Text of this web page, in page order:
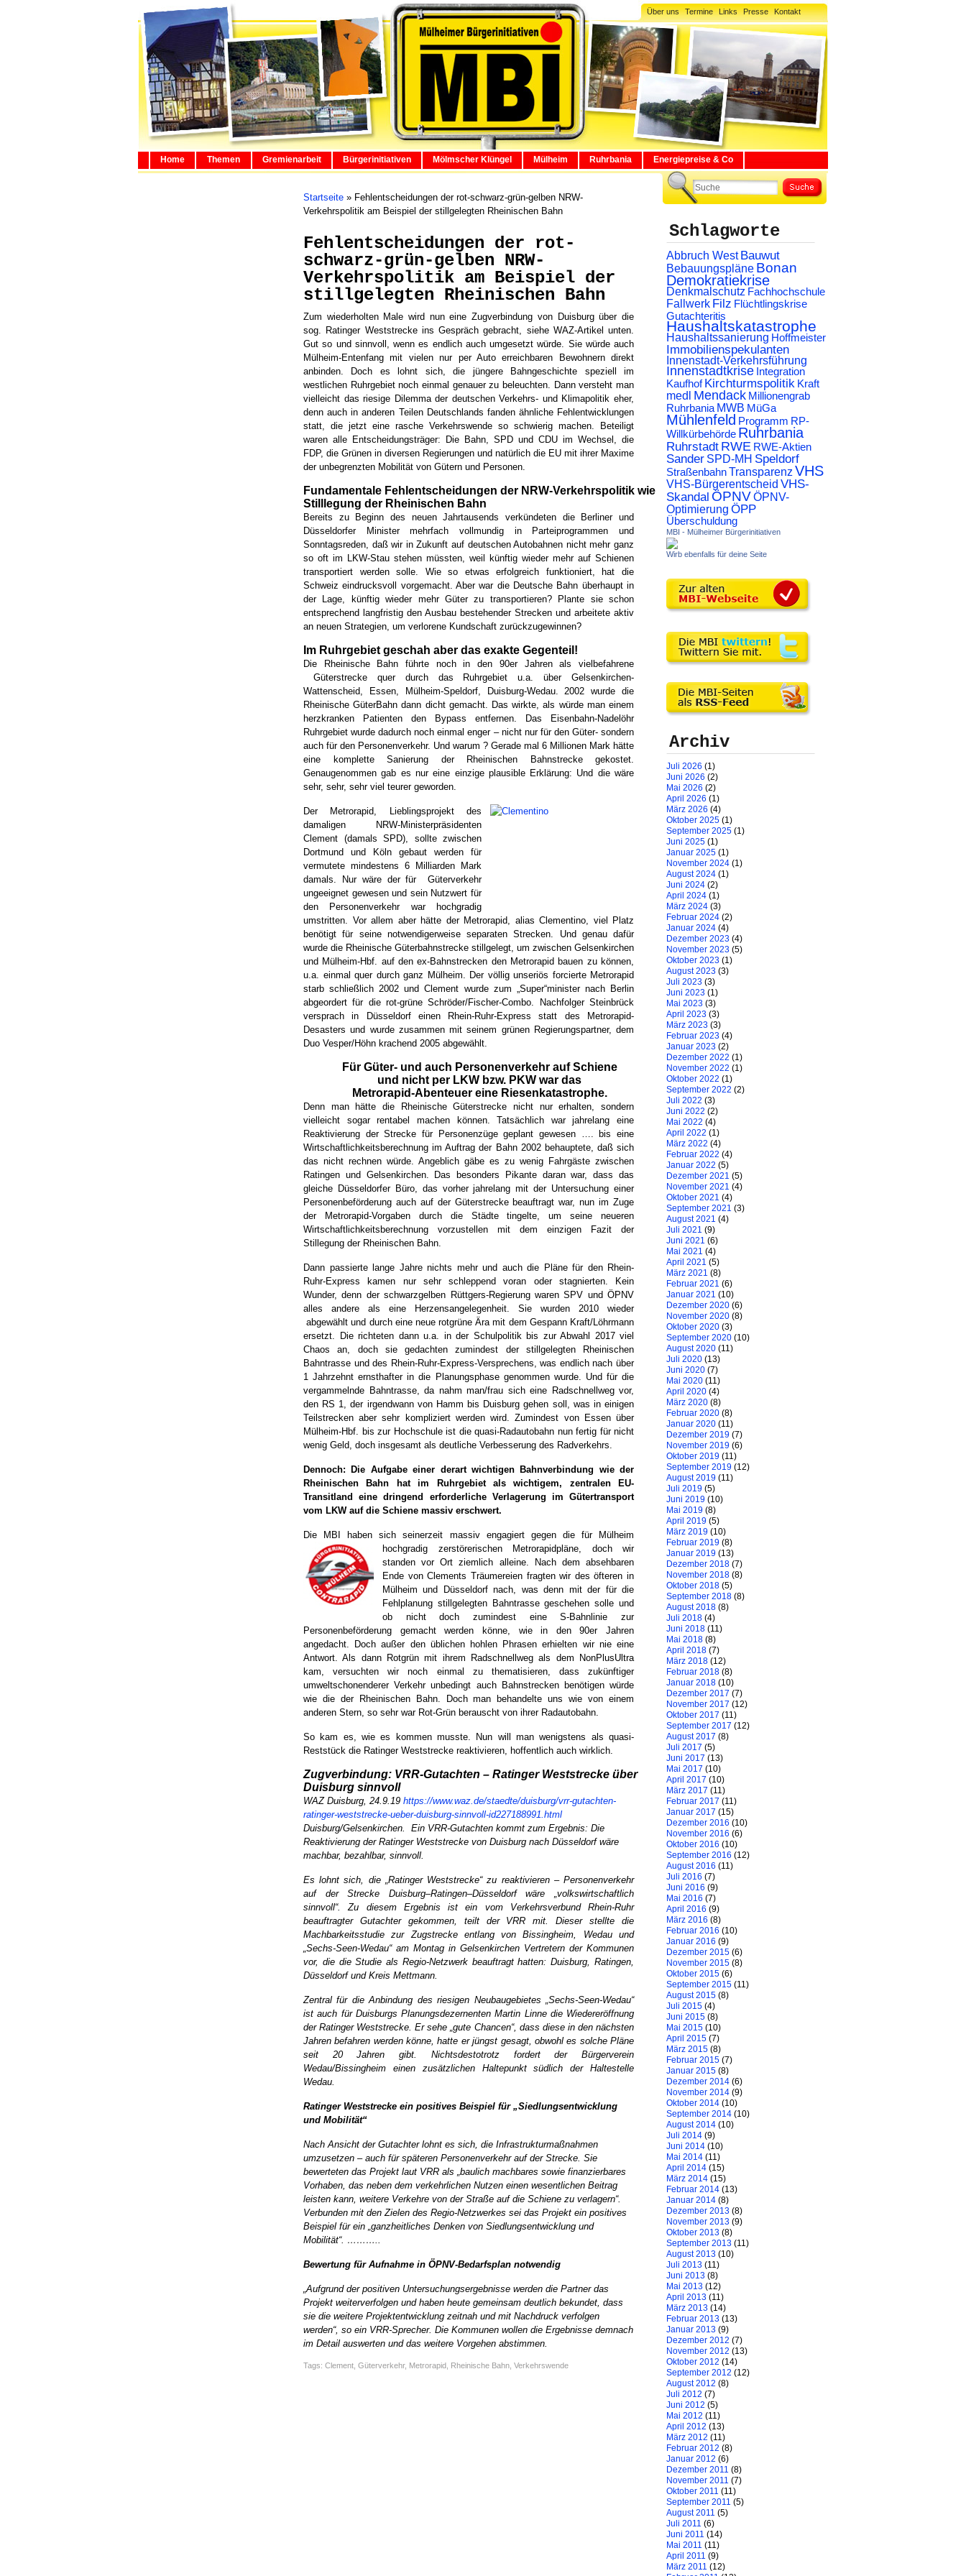
Über uns Termine Links Presse Kontakt
Home Themen Gremienarbeit Bürgerinitiativen Mölmscher Klüngel Mülheim Ruhrbania Energiepreise & Co
Startseite » Fehlentscheidungen der rot-schwarz-grün-gelben NRW-
Verkehrspolitik am Beispiel der stillgelegten Rheinischen Bahn
Fehlentscheidungen der rot-
schwarz-grün-gelben NRW-
Verkehrspolitik am Beispiel der
stillgelegten Rheinischen Bahn
Zum wiederholten Male wird nun eine Zugverbindung von Duisburg über die
sog. Ratinger Weststrecke ins Gespräch gebracht, siehe WAZ-Artikel unten.
Gut so und sinnvoll, wenn es endlich auch umgesetzt würde. Sie würde auch
Mülheim-Entenfang mit vielen nur per Auto erreichbaren Bewohnern direkt
anbinden. Doch es lohnt sich, die jüngere Bahngeschichte speziell im
westlichen Ruhrgebiet noch einmal genauer zu beleuchten. Dann versteht man
vielleicht das riesige Dilemma der deutschen Verkehrs- und Klimapolitik eher,
denn auch in anderen Teilen Deutschlands fanden ähnliche Fehlentwicklungen
statt, die jetzt eine rasche Verkehrswende so schwierig machen. Beteiligt
waren alle Entscheidungsträger: Die Bahn, SPD und CDU im Wechsel, die
FDP, die Grünen in diversen Regierungen und natürlich die EU mit ihrer Maxime
der unbegrenzten Mobilität von Gütern und Personen.
Fundamentale Fehlentscheidungen der NRW-Verkehrspolitik wie
Stilllegung der Rheinischen Bahn
Bereits zu Beginn des neuen Jahrtausends verkündeten die Berliner und
Düsseldorfer Minister mehrfach vollmundig in Parteiprogrammen und
Sonntagsreden, daß wir in Zukunft auf deutschen Autobahnen nicht mehr ganz
so oft im LKW-Stau stehen müssten, weil künftig wieder mehr auf Schienen
transportiert werden solle. Wie so etwas erfolgreich funktioniert, hat die
Schweiz eindrucksvoll vorgemacht. Aber war die Deutsche Bahn überhaupt in
der Lage, künftig wieder mehr Güter zu transportieren? Plante sie schon
entsprechend langfristig den Ausbau bestehender Strecken und arbeitete aktiv
an neuen Strategien, um verlorene Kundschaft zurückzugewinnen?
Im Ruhrgebiet geschah aber das exakte Gegenteil!
Die Rheinische Bahn führte noch in den 90er Jahren als vielbefahrene
Güterstrecke quer durch das Ruhrgebiet u.a. über Gelsenkirchen-
Wattenscheid, Essen, Mülheim-Speldorf, Duisburg-Wedau. 2002 wurde die
Rheinische GüterBahn dann dicht gemacht. Das wirkte, als würde man einem
herzkranken Patienten den Bypass entfernen. Das Eisenbahn-Nadelöhr
Ruhrgebiet wurde dadurch noch einmal enger – nicht nur für den Güter- sondern
auch für den Personenverkehr. Und warum ? Gerade mal 6 Millionen Mark hätte
eine komplette Sanierung der Rheinischen Bahnstrecke gekostet.
Genaugenommen gab es nur eine einzige plausible Erklärung: Und die wäre
sehr, sehr, sehr viel teurer geworden.
Der Metrorapid, Lieblingsprojekt des
damaligen NRW-Ministerpräsidenten
Clement (damals SPD), sollte zwischen
Dortmund und Köln gebaut werden für
vermutete mindestens 6 Milliarden Mark
damals. Nur wäre der für Güterverkehr
ungeeignet gewesen und sein Nutzwert für
den Personenverkehr war hochgradig
umstritten. Vor allem aber hätte der Metrorapid, alias Clementino, viel Platz
benötigt für seine notwendigerweise separaten Strecken. Und genau dafür
wurde die Rheinische Güterbahnstrecke stillgelegt, um zwischen Gelsenkirchen
und Mülheim-Hbf. auf den ex-Bahnstrecken den Metrorapid bauen zu können,
u.a. einmal quer durch ganz Mülheim. Der völlig unseriös forcierte Metrorapid
starb schließlich 2002 und Clement wurde zum „Super“minister nach Berlin
abgeordert für die rot-grüne Schröder/Fischer-Combo. Nachfolger Steinbrück
versprach in Düsseldorf einen Rhein-Ruhr-Express statt des Metrorapid-
Desasters und wurde zusammen mit seinem grünen Regierungspartner, dem
Duo Vesper/Höhn krachend 2005 abgewählt.
Für Güter- und auch Personenverkehr auf Schiene
und nicht per LKW bzw. PKW war das
Metrorapid-Abenteuer eine Riesenkatastrophe.
Denn man hätte die Rheinische Güterstrecke nicht nur erhalten, sondern
vielleicht sogar rentabel machen können. Tatsächlich war jahrelang eine
Reaktivierung der Strecke für Personenzüge geplant gewesen …. bis eine
Wirtschaftlichkeitsberechnung im Auftrag der Bahn 2002 behauptete, daß sich
das nicht rechnen würde. Angeblich gäbe es zu wenig Fahrgäste zwischen
Ratingen und Gelsenkirchen. Das besonders Pikante daran war, dass das
gleiche Düsseldorfer Büro, das vorher jahrelang mit der Untersuchung einer
Personenbeförderung auch auf der Güterstrecke beauftragt war, nun im Zuge
der Metrorapid-Vorgaben durch die Städte tingelte, um seine neueren
Wirtschaftlichkeitsberechnung vorzustellen mit dem einzigen Fazit der
Stillegung der Rheinischen Bahn.
Dann passierte lange Jahre nichts mehr und auch die Pläne für den Rhein-
Ruhr-Express kamen nur sehr schleppend voran oder stagnierten. Kein
Wunder, denn der schwarzgelben Rüttgers-Regierung waren SPV und ÖPNV
alles andere als eine Herzensangelegenheit. Sie wurden 2010 wieder
abgewählt und durch eine neue rotgrüne Ära mit dem Gespann Kraft/Löhrmann
ersetzt. Die richteten dann u.a. in der Schulpolitik bis zur Abwahl 2017 viel
Chaos an, doch sie gedachten zumindest der stillgelegten Rheinischen
Bahntrasse und des Rhein-Ruhr-Express-Versprechens, was endlich nach über
1 Jahrzehnt ernsthafter in die Planungsphase genommen wurde. Und für die
vergammelnde Bahntrasse, da nahm man/frau sich eine Radschnellweg vor,
den RS 1, der irgendwann von Hamm bis Duisburg gehen soll, was in einigen
Teilstrecken aber sehr kompliziert werden wird. Zumindest von Essen über
Mülheim-Hbf. bis zur Hochschule ist die quasi-Radautobahn nun fertig für nicht
wenig Geld, doch insgesamt als deutliche Verbesserung des Radverkehrs.
Dennoch: Die Aufgabe einer derart wichtigen Bahnverbindung wie der
Rheinischen Bahn hat im Ruhrgebiet als wichtigem, zentralen EU-
Transitland eine dringend erforderliche Verlagerung im Gütertransport
vom LKW auf die Schiene massiv erschwert.
Die MBI haben sich seinerzeit massiv engagiert gegen die für Mülheim
hochgradig zerstörerischen Metrorapidpläne, doch wir
standen vor Ort ziemlich alleine. Nach dem absehbaren
Ende von Clements Träumereien fragten wir des öfteren in
Mülheim und Düsseldorf nach, was denn mit der für die
Fehlplanung stillgelegten Bahntrasse geschehen solle und
ob nicht doch zumindest eine S-Bahnlinie zur
Personenbeförderung gemacht werden könne, wie in den 90er Jahren
angedacht. Doch außer den üblichen hohlen Phrasen erhielten wir nie eine
Antwort. Als dann Rotgrün mit ihrem Radschnellweg als dem NonPlusUltra
kam, versuchten wir noch einmal zu thematisieren, dass zukünftiger
umweltschonenderer Verkehr unbedingt auch Bahnstrecken benötigen würde
wie die der Rheinischen Bahn. Doch man behandelte uns wie von einem
anderen Stern, so sehr war Rot-Grün berauscht von ihrer Radautobahn.
So kam es, wie es kommen musste. Nun will man wenigstens als quasi-
Reststück die Ratinger Weststrecke reaktivieren, hoffentlich auch wirklich.
Zugverbindung: VRR-Gutachten – Ratinger Weststrecke über
Duisburg sinnvoll
WAZ Duisburg, 24.9.19 https://www.waz.de/staedte/duisburg/vrr-gutachten-
ratinger-weststrecke-ueber-duisburg-sinnvoll-id227188991.html
Duisburg/Gelsenkirchen. Ein VRR-Gutachten kommt zum Ergebnis: Die
Reaktivierung der Ratinger Weststrecke von Duisburg nach Düsseldorf wäre
machbar, bezahlbar, sinnvoll.
Es lohnt sich, die „Ratinger Weststrecke“ zu reaktivieren – Personenverkehr
auf der Strecke Duisburg–Ratingen–Düsseldorf wäre „volkswirtschaftlich
sinnvoll“. Zu diesem Ergebnis ist ein vom Verkehrsverbund Rhein-Ruhr
beauftragter Gutachter gekommen, teilt der VRR mit. Dieser stellte die
Machbarkeitsstudie zur Zugstrecke entlang von Bissingheim, Wedau und
„Sechs-Seen-Wedau“ am Montag in Gelsenkirchen Vertretern der Kommunen
vor, die die Studie als Regio-Netzwerk beauftragt hatten: Duisburg, Ratingen,
Düsseldorf und Kreis Mettmann.
Zentral für die Anbindung des riesigen Neubaugebietes „Sechs-Seen-Wedau“
ist auch für Duisburgs Planungsdezernenten Martin Linne die Wiedereröffnung
der Ratinger Weststrecke. Er sehe „gute Chancen“, dass diese in den nächsten
Jahren befahren werden könne, hatte er jüngst gesagt, obwohl es solche Pläne
seit 20 Jahren gibt. Nichtsdestotrotz fordert der Bürgerverein
Wedau/Bissingheim einen zusätzlichen Haltepunkt südlich der Haltestelle
Wedau.
Ratinger Weststrecke ein positives Beispiel für „Siedlungsentwicklung
und Mobilität“
Nach Ansicht der Gutachter lohnt es sich, die Infrastrukturmaßnahmen
umzusetzen – auch für späteren Personenverkehr auf der Strecke. Sie
bewerteten das Projekt laut VRR als „baulich machbares sowie finanzierbares
Vorhaben, das neben dem verkehrlichen Nutzen einen wesentlichen Beitrag
leisten kann, weitere Verkehre von der Straße auf die Schiene zu verlagern“.
Verbunden mit den Zielen des Regio-Netzwerkes sei das Projekt ein positives
Beispiel für ein „ganzheitliches Denken von Siedlungsentwicklung und
Mobilität“. ………..
Bewertung für Aufnahme in ÖPNV-Bedarfsplan notwendig
„Aufgrund der positiven Untersuchungsergebnisse werden die Partner das
Projekt weiterverfolgen und haben heute gemeinsam deutlich bekundet, dass
sie die weitere Projektentwicklung zeitnah und mit Nachdruck verfolgen
werden“, so ein VRR-Sprecher. Die Kommunen wollen die Ergebnisse demnach
im Detail auswerten und das weitere Vorgehen abstimmen.
Tags: Clement Güterverkehr, Metrorapid Rheinische Bahn Verkehrswende
Schlagworte
Abbruch West Bauwut
Bebauungspläne Bonan
Demokratiekrise
Denkmalschutz Fachhochschule
Fallwerk Filz Flüchtlingskrise
Gutachteritis
Haushaltskatastrophe
Haushaltssanierung Hoffmeister
Immobilienspekulanten
Innenstadt-Verkehrsführung
Innenstadtkrise Integration
Kaufhof Kirchturmspolitik Kraft
medl Mendack Millionengrab
Ruhrbania MWB MüGa
Mühlenfeld Programm RP-
Willkürbehörde Ruhrbania
Ruhrstadt RWE RWE-Aktien
Sander SPD-MH Speldorf
StraßenbahnTransparenz VHS
VHS-Bürgerentscheid VHS-
Skandal ÖPNVÖPNV-
Optimierung ÖPP
Überschuldung
MBI - Mülheimer Bürgerinitiativen
Wirb ebenfalls für deine Seite
Archiv
Juli 2026 (1)
Juni 2026 (2)
Mai 2026 (2)
April 2026 (1)
März 2026 (4)
Oktober 2025 (1)
September 2025 (1)
Juni 2025 (1)
Januar 2025 (1)
November 2024 (1)
August 2024 (1)
Juni 2024 (2)
April 2024 (1)
März 2024 (3)
Februar 2024 (2)
Januar 2024 (4)
Dezember 2023 (4)
November 2023 (5)
Oktober 2023 (1)
August 2023 (3)
Juli 2023 (3)
Juni 2023 (1)
Mai 2023 (3)
April 2023 (3)
März 2023 (3)
Februar 2023 (4)
Januar 2023 (2)
Dezember 2022 (1)
November 2022 (1)
Oktober 2022 (1)
September 2022 (2)
Juli 2022 (3)
Juni 2022 (2)
Mai 2022 (4)
April 2022 (1)
März 2022 (4)
Februar 2022 (4)
Januar 2022 (5)
Dezember 2021 (5)
November 2021 (4)
Oktober 2021 (4)
September 2021 (3)
August 2021 (4)
Juli 2021 (9)
Juni 2021 (6)
Mai 2021 (4)
April 2021 (5)
März 2021 (8)
Februar 2021 (6)
Januar 2021 (10)
Dezember 2020 (6)
November 2020 (8)
Oktober 2020 (3)
September 2020 (10)
August 2020 (11)
Juli 2020 (13)
Juni 2020 (7)
Mai 2020 (11)
April 2020 (4)
März 2020 (8)
Februar 2020 (8)
Januar 2020 (11)
Dezember 2019 (7)
November 2019 (6)
Oktober 2019 (11)
September 2019 (12)
August 2019 (11)
Juli 2019 (5)
Juni 2019 (10)
Mai 2019 (8)
April 2019 (5)
März 2019 (10)
Februar 2019 (8)
Januar 2019 (13)
Dezember 2018 (7)
November 2018 (8)
Oktober 2018 (5)
September 2018 (8)
August 2018 (8)
Juli 2018 (4)
Juni 2018 (11)
Mai 2018 (8)
April 2018 (7)
März 2018 (12)
Februar 2018 (8)
Januar 2018 (10)
Dezember 2017 (7)
November 2017 (12)
Oktober 2017 (11)
September 2017 (12)
August 2017 (8)
Juli 2017 (5)
Juni 2017 (13)
Mai 2017 (10)
April 2017 (10)
März 2017 (11)
Februar 2017 (11)
Januar 2017 (15)
Dezember 2016 (10)
November 2016 (6)
Oktober 2016 (10)
September 2016 (12)
August 2016 (11)
Juli 2016 (7)
Juni 2016 (9)
Mai 2016 (7)
April 2016 (9)
März 2016 (8)
Februar 2016 (10)
Januar 2016 (9)
Dezember 2015 (6)
November 2015 (8)
Oktober 2015 (6)
September 2015 (11)
August 2015 (8)
Juli 2015 (4)
Juni 2015 (8)
Mai 2015 (10)
April 2015 (7)
März 2015 (8)
Februar 2015 (7)
Januar 2015 (8)
Dezember 2014 (6)
November 2014 (9)
Oktober 2014 (10)
September 2014 (10)
August 2014 (10)
Juli 2014 (9)
Juni 2014 (10)
Mai 2014 (11)
April 2014 (15)
März 2014 (15)
Februar 2014 (13)
Januar 2014 (8)
Dezember 2013 (8)
November 2013 (9)
Oktober 2013 (8)
September 2013 (11)
August 2013 (10)
Juli 2013 (11)
Juni 2013 (8)
Mai 2013 (12)
April 2013 (11)
März 2013 (14)
Februar 2013 (13)
Januar 2013 (9)
Dezember 2012 (7)
November 2012 (13)
Oktober 2012 (14)
September 2012 (12)
August 2012 (8)
Juli 2012 (7)
Juni 2012 (5)
Mai 2012 (11)
April 2012 (13)
März 2012 (11)
Februar 2012 (8)
Januar 2012 (6)
Dezember 2011 (8)
November 2011 (7)
Oktober 2011 (11)
September 2011 (5)
August 2011 (5)
Juli 2011 (6)
Juni 2011 (14)
Mai 2011 (11)
April 2011 (9)
März 2011 (12)